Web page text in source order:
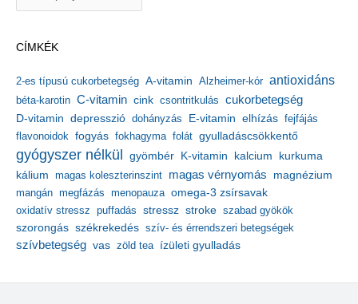
í
u
m
CÍMKÉK
2-es típusú cukorbetegség A-vitamin Alzheimer-kór antioxidáns
béta-karotin C-vitamin cink csontritkulás cukorbetegség
D-vitamin depresszió dohányzás E-vitamin elhízás fejfájás
flavonoidok fogyás fokhagyma folát gyulladáscsökkentő
gyógyszer nélkül gyömbér K-vitamin kalcium kurkuma
kálium magas koleszterinszint magas vérnyomás magnézium
mangán megfázás menopauza omega-3 zsírsavak
oxidatív stressz puffadás stressz stroke szabad gyökök
szorongás székrekedés szív- és érrendszeri betegségek
szívbetegség vas zöld tea ízületi gyulladás